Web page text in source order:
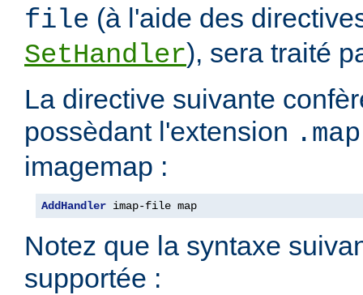
file (à l'aide des
SetHandler), sera traité
La directive suivante
possèdant l'extension .map
imagemap :
AddHandler imap-file map
Notez que la syntaxe
supportée :